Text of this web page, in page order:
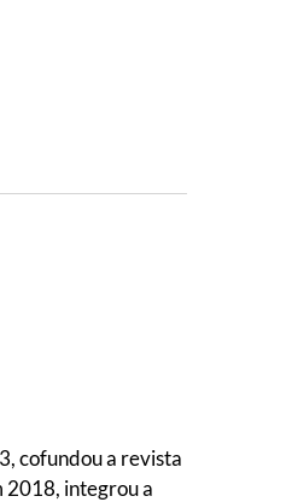
cofundou a revista
2018, integrou a